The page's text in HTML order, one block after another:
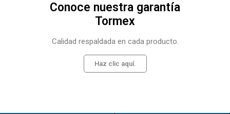
Conoce nuestra garantía
Tormex
Calidad respaldada en cada producto.
Haz clic aquí.